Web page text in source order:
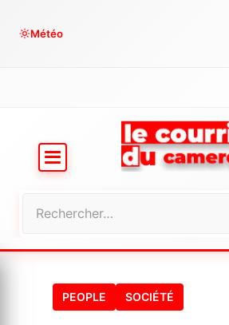
Météo
PEOPLE SOCIÉTÉ